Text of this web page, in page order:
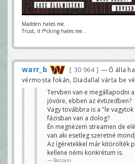
Madden hates me.
Trust, it f*cking hates me...
warr_b 30 964
— Ő álla
vérmosta fokán, Diadallal várta be
Tervben van e megállapodni
jövőre, ebben az évtizedben?
Vagy továbbra is a "le
fázisban van a dolog?
Én megnézem streamen de
van aki esetleg szeretné
Az ígéretekkel már kitörölték
kellene némi konkrétum is.
Bazzani